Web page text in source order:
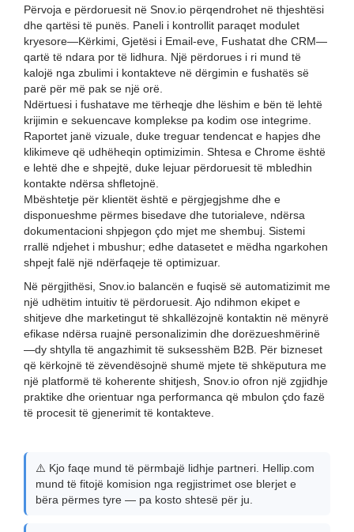
Përvoja e përdoruesit në Snov.io përqendrohet në thjeshtësi
dhe qartësi të punës. Paneli i kontrollit paraqet modulet
kryesore—Kërkimi, Gjetësi i Email-eve, Fushatat dhe CRM—
qartë të ndara por të lidhura. Një përdorues i ri mund të
kalojë nga zbulimi i kontakteve në dërgimin e fushatës së
parë për më pak se një orë.
Ndërtuesi i fushatave me tërheqje dhe lëshim e bën të lehtë
krijimin e sekuencave komplekse pa kodim ose integrime.
Raportet janë vizuale, duke treguar tendencat e hapjes dhe
klikimeve që udhëheqin optimizimin. Shtesa e Chrome është
e lehtë dhe e shpejtë, duke lejuar përdoruesit të mbledhin
kontakte ndërsa shfletojnë.
Mbështetje për klientët është e përgjegjshme dhe e
disponueshme përmes bisedave dhe tutorialeve, ndërsa
dokumentacioni shpjegon çdo mjet me shembuj. Sistemi
rrallë ndjehet i mbushur; edhe datasetet e mëdha ngarkohen
shpejt falë një ndërfaqeje të optimizuar.
Në përgjithësi, Snov.io balancën e fuqisë së automatizimit me
një udhëtim intuitiv të përdoruesit. Ajo ndihmon ekipet e
shitjeve dhe marketingut të shkallëzojnë kontaktin në mënyrë
efikase ndërsa ruajnë personalizimin dhe dorëzueshmërinë
—dy shtylla të angazhimit të suksesshëm B2B. Për bizneset
që kërkojnë të zëvendësojnë shumë mjete të shkëputura me
një platformë të koherente shitjesh, Snov.io ofron një zgjidhje
praktike dhe orientuar nga performanca që mbulon çdo fazë
të procesit të gjenerimit të kontakteve.
⚠️ Kjo faqe mund të përmbajë lidhje partneri. Hellip.com
mund të fitojë komision nga regjistrimet ose blerjet e
bëra përmes tyre — pa kosto shtesë për ju.